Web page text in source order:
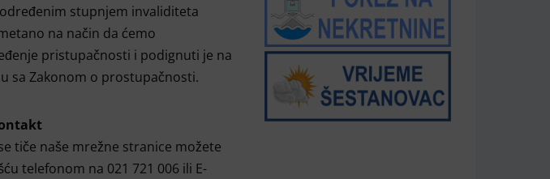
stupnjem invaliditeta
na način da ćemo
pristupačnosti i podignuti je na
sa Zakonom o prostupačnosti.
tiče naše mrežne stranice možete
telefonom na 021 721 006 ili E-